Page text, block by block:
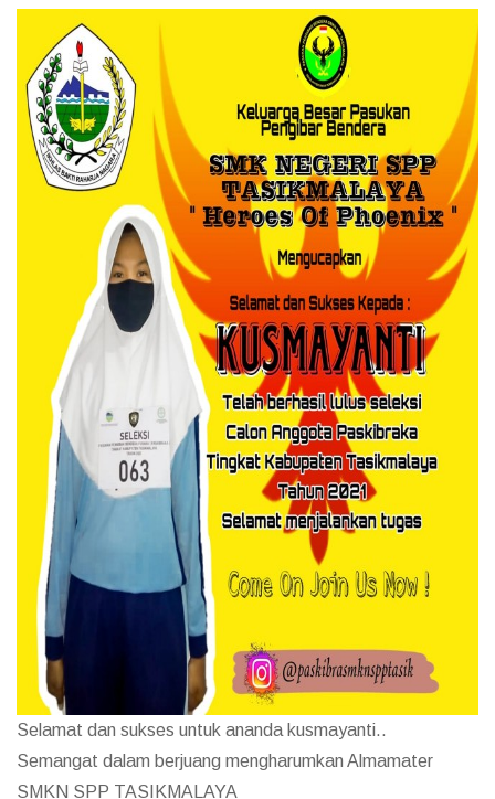
Selamat dan sukses untuk ananda kusmayanti..
Semangat dalam berjuang mengharumkan Almamater
SMKN SPP TASIKMALAYA